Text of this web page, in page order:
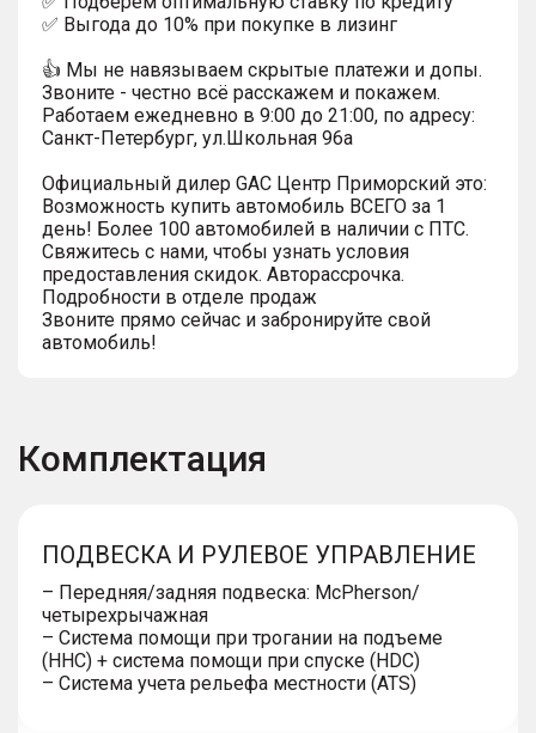
✅ Выгода до 10% при покупке в лизинг
👍 Мы не навязываем скрытые платежи и допы.
Звоните - честно всё расскажем и покажем.
Работаем ежедневно в 9:00 до 21:00, по адресу:
Санкт-Петербург, ул.Школьная 96а
Официальный дилер GАС Центр Приморский это:
Возможность купить автомобиль ВСЕГО за 1
день! Более 100 автомобилей в наличии с ПТС.
Свяжитесь с нами, чтобы узнать условия
предоставления скидок. Авторассрочка.
Подробности в отделе продаж
Звоните прямо сейчас и забронируйте свой
автомобиль!
Комплектация
ПОДВЕСКА И РУЛЕВОЕ УПРАВЛЕНИЕ
– Передняя/задняя подвеска: McPherson/
четырехрычажная
– Система помощи при трогании на подъеме
(HHC) + система помощи при спуске (HDC)
– Система учета рельефа местности (ATS)